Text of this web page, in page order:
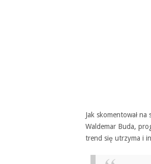
Jak skomentował
Waldemar Buda,
trend się utrzyma i